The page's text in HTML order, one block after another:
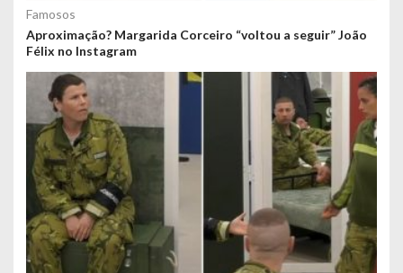
Famosos
Aproximação? Margarida Corceiro “voltou a seguir” João
Félix no Instagram